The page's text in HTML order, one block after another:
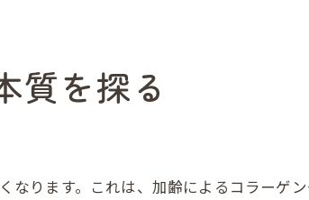
毛穴が気になり始める年齢とその背景
毛穴悩みの年代差と正しいケアの考え方
質を探る
なります。これは、加齢によるコラーゲ